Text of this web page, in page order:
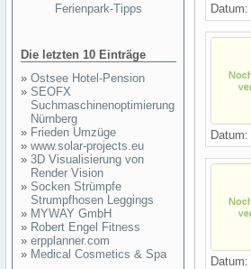
Ferienpark-Tipps
Die letzten 10 Einträge
» Ostsee Hotel-Pension
» SEOFX
Suchmaschinenoptimierung
Nürnberg
» Frieden Umzüge
» www.solar-projects.eu
» 3D Visualisierung von
Render Vision
» Socken Strümpfe
Strumpfhosen Leggings
» MYWAY GmbH
» Robert Engel Fitness
» erpplanner.com
» Medical Cosmetics & Spa
Datum:
Datum:
Datum: